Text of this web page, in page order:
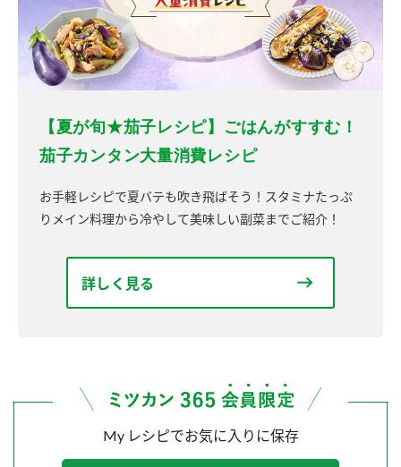
【夏が旬★茄子レシピ】ごはんがすすむ！
茄子カンタン大量消費レシピ
お手軽レシピで夏バテも吹き飛ばそう！スタミナたっぷ
りメイン料理から冷やして美味しい副菜までご紹介！
詳しく見る
My レシピでお気に入りに保存